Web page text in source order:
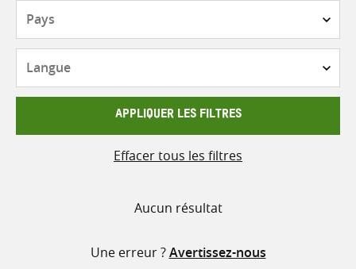
APPLIQUER LES FILTRES
Effacer tous les filtres
Aucun résultat
Une erreur ?Avertissez-nous